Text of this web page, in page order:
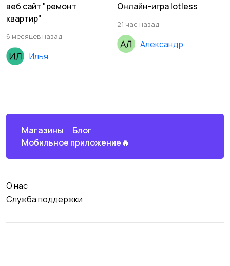
веб сайт "ремонт
квартир"
6 месяцев назад
Илья
Онлайн-игра lotless
21 час назад
Александр
Магазины
Блог
Мобильное приложение🔥
О нас
Служба поддержки